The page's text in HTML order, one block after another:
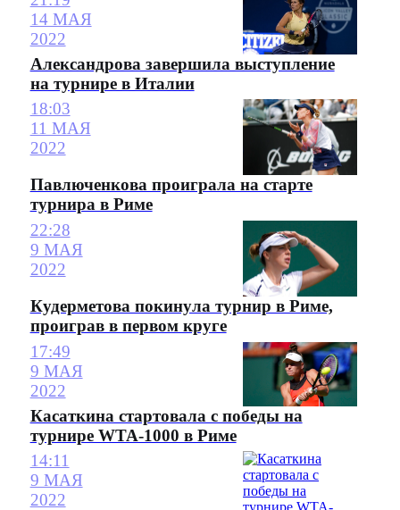
14 МАЯ
2022
Александрова завершила выступление
на турнире в Италии
18:03
11 МАЯ
2022
Павлюченкова проиграла на старте
турнира в Риме
22:28
9 МАЯ
2022
Кудерметова покинула турнир в Риме,
проиграв в первом круге
17:49
9 МАЯ
2022
Касаткина стартовала с победы на
турнире WTA-1000 в Риме
14:11
9 МАЯ
2022